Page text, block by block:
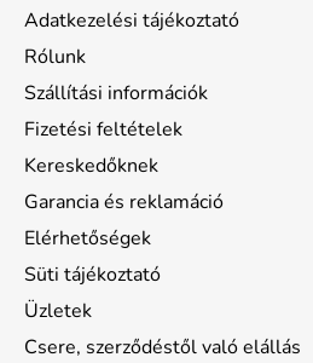
Adatkezelési tájékoztató
Rólunk
Szállítási információk
Fizetési feltételek
Kereskedőknek
Garancia és reklamáció
Elérhetőségek
Süti tájékoztató
Üzletek
Csere, szerződéstől való elállás